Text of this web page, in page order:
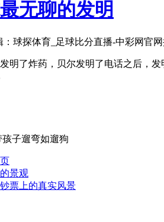
无聊的发明
：球探体育_足球比分直播-中彩网官网
明了炸药，贝尔发明了电话之后，
子遛弯如遛狗
景观
票上的真实风景